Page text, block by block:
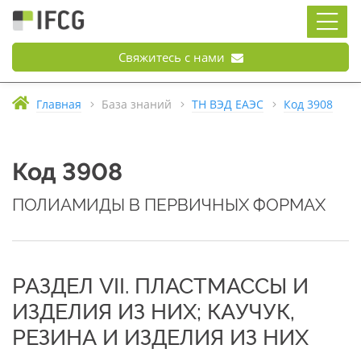
Свяжитесь с нами
Главная База знаний ТН ВЭД ЕАЭС Код 3908
Код 3908
ПОЛИАМИДЫ В ПЕРВИЧНЫХ ФОРМАХ
РАЗДЕЛ VII. ПЛАСТМАССЫ И
ИЗДЕЛИЯ ИЗ НИХ; КАУЧУК,
РЕЗИНА И ИЗДЕЛИЯ ИЗ НИХ